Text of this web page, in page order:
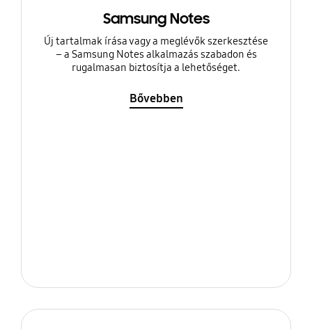
Samsung Notes
Új tartalmak írása vagy a meglévők szerkesztése
– a Samsung Notes alkalmazás szabadon és
rugalmasan biztosítja a lehetőséget.
Bővebben